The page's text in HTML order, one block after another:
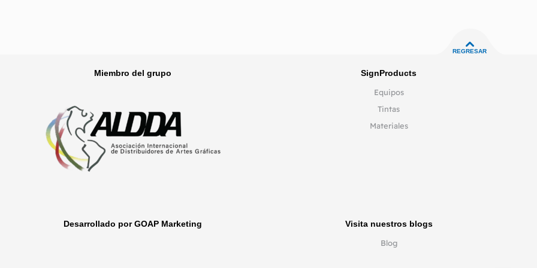
REGRESAR
Miembro del grupo
SignProducts
Equipos
Tintas
Materiales
Desarrollado por GOAP Marketing
Visita nuestros blogs
Blog